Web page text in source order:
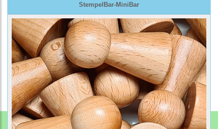
StempelBar-MiniBar